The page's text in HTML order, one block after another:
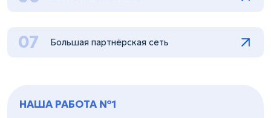
07 Большая партнёрская сеть
НАША РАБОТА №1